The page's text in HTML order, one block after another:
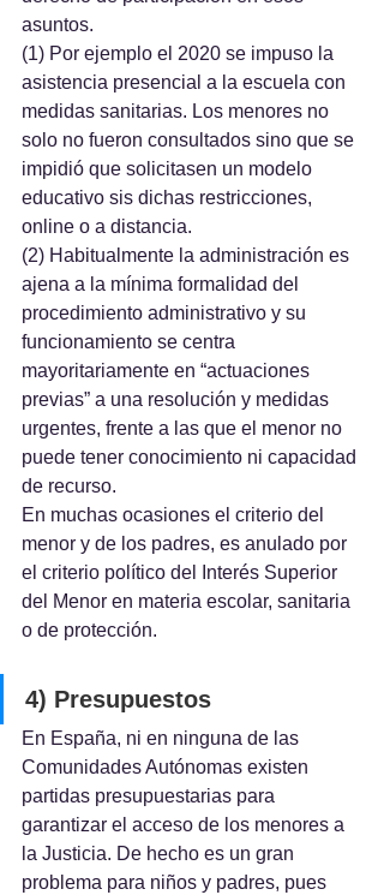
asuntos.
(1) Por ejemplo el 2020 se impuso la
asistencia presencial a la escuela con
medidas sanitarias. Los menores no
solo no fueron consultados sino que se
impidió que solicitasen un modelo
educativo sis dichas restricciones,
online o a distancia.
(2) Habitualmente la administración es
ajena a la mínima formalidad del
procedimiento administrativo y su
funcionamiento se centra
mayoritariamente en “actuaciones
previas” a una resolución y medidas
urgentes, frente a las que el menor no
puede tener conocimiento ni capacidad
de recurso.
En muchas ocasiones el criterio del
menor y de los padres, es anulado por
el criterio político del Interés Superior
del Menor en materia escolar, sanitaria
o de protección.
4) Presupuestos
En España, ni en ninguna de las
Comunidades Autónomas existen
partidas presupuestarias para
garantizar el acceso de los menores a
la Justicia. De hecho es un gran
problema para niños y padres, pues